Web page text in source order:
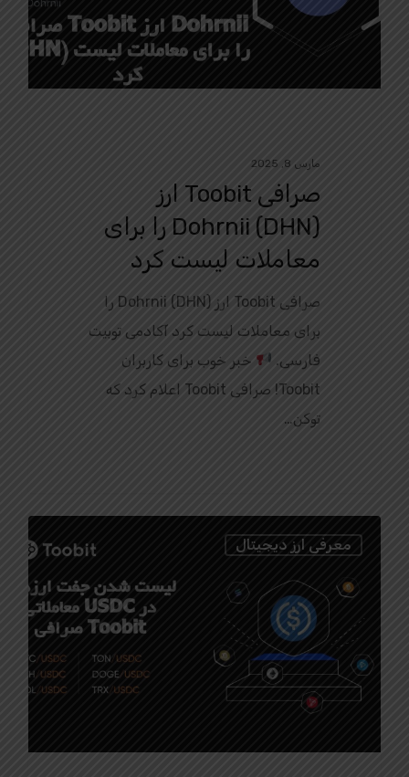
مارس 8, 2025
صرافی Toobit ارز
Dohrnii (DHN) را برای
معاملات لیست کرد
صرافی Toobit ارز Dohrnii (DHN) را
برای معاملات لیست کرد آکادمی توبیت
فارسی.
خبر خوب برای کاربران
Toobit! صرافی Toobit اعلام کرد که
توکن…
معرفی ارز دیجیتال